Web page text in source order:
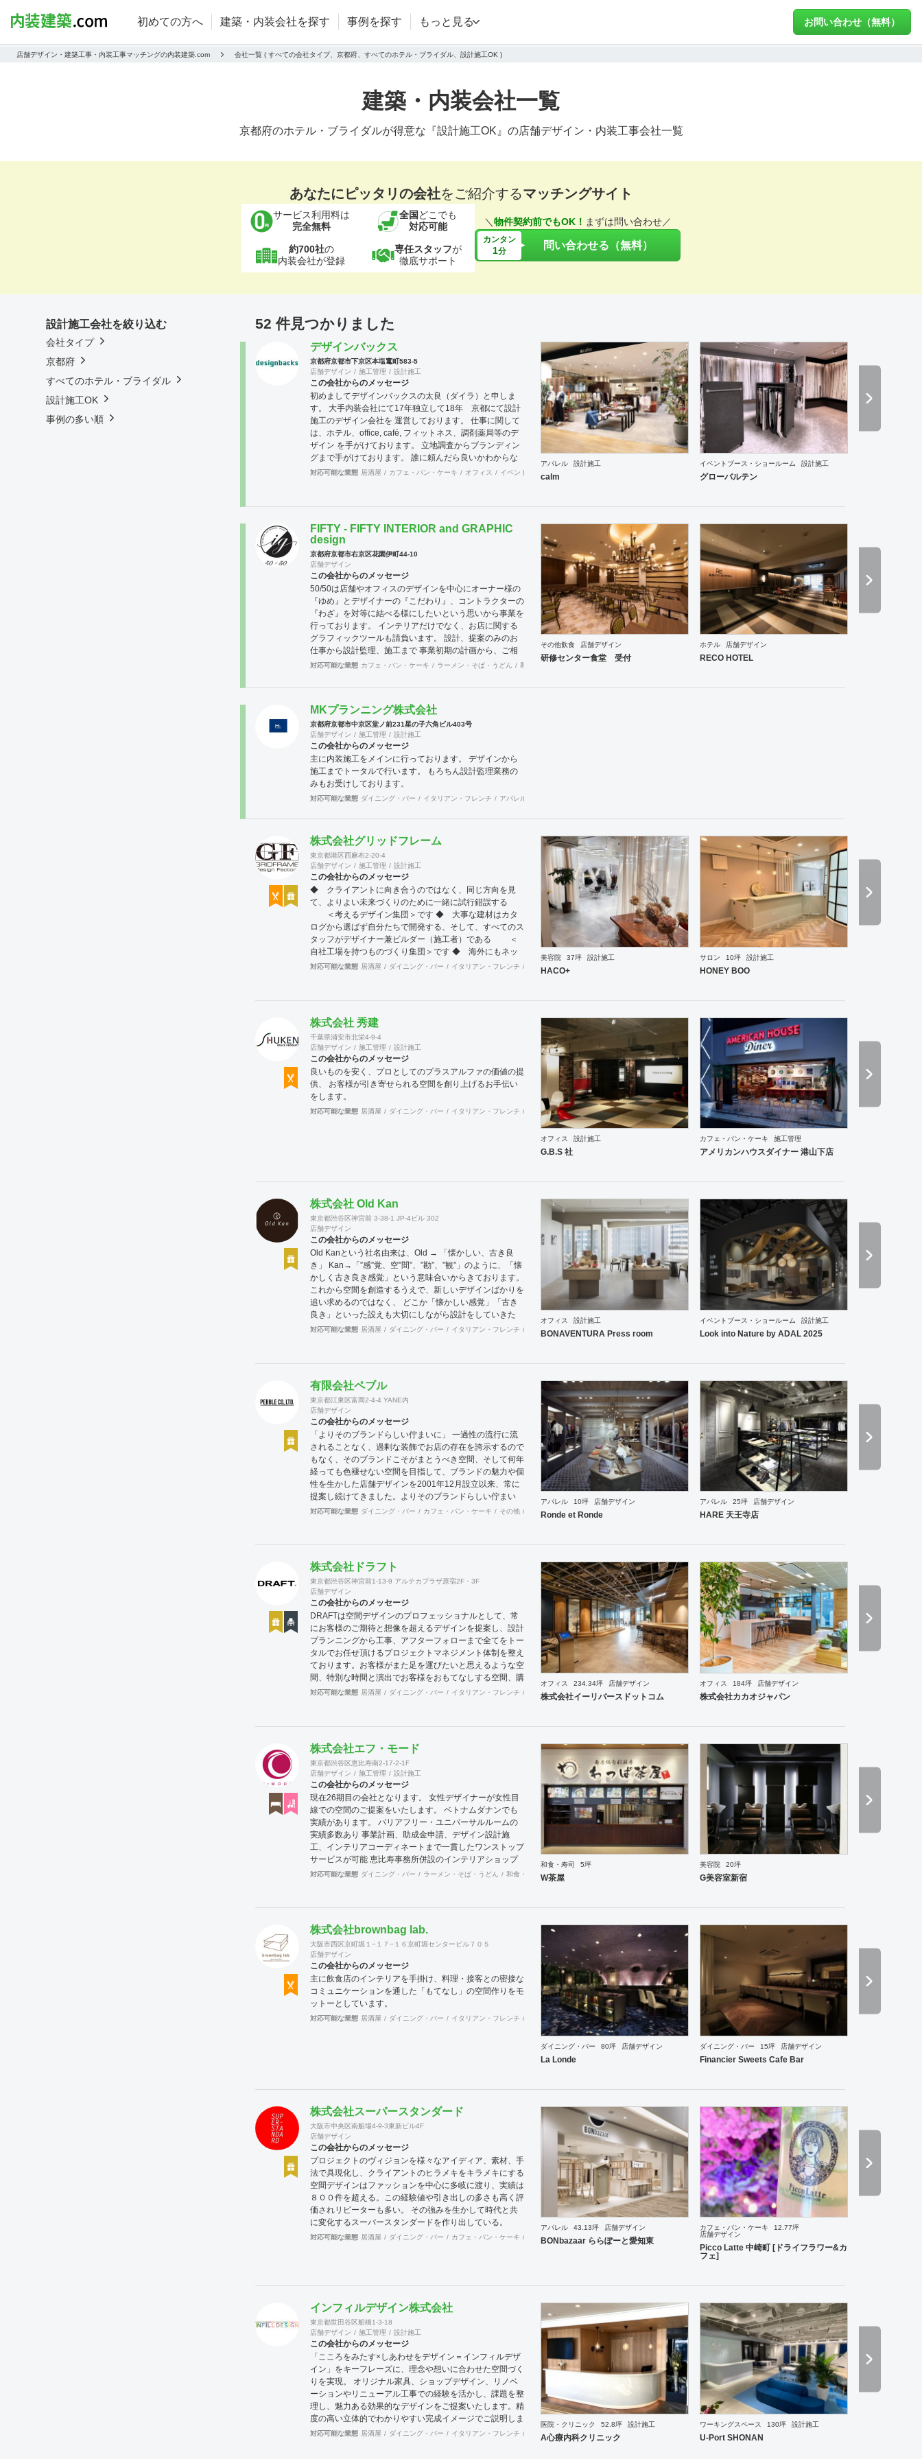
初めての方へ 建築・内装会社を探す 事例を探す もっと見る お問い合わせ（無料）
店舗デザイン・建築工事・内装工事マッチングの内装建築.com 会社一覧 ( すべての会社タイプ、京都府、すべてのホテル・ブライダル、設計施工OK )
建築・内装会社一覧
京都府のホテル・ブライダルが得意な『設計施工OK』の店舗デザイン・内装工事会社一覧
あなたにピッタリの会社をご紹介するマッチングサイト
サービス利用料は
完全無料
全国 どこでも
対応可能
約700社の
内装会社が登録
専任スタッフが
徹底サポート
＼ 物件契約前でもOK！ まずは問い合わせ／
カンタン
1分 問い合わせる（無料）
52 件見つかりました
デザインバックス
京都府京都市下京区本塩竃町583-5
店舗デザイン
施工管理 設計施工
この会社からのメッセージ
初めましてデザインバックスの太良（ダイラ）と申しま
す。 大手内装会社にて17年独立して18年 京都にて設計
施工のデザイン会社を 運営しております。 仕事に関して
は、ホテル、office, café, フィットネス、調剤薬局等のデ
ザイン を手がけております。 立地調査からブランディン
グまで手がけております。 誰に頼んだら良いかわからな
い事もご相談ください。 一緒に問題解決していければと
対応可能な業態 居酒屋 カフェ・パン・ケーキ オフィス イベントブース・ショールーム 医院・クリニック スポーツ・ジム
アパレル 設計施工
calm
イベントブース・ショールーム 設計施工
グローバルテン
FIFTY - FIFTY INTERIOR and GRAPHIC
design
京都府京都市右京区花園伊町44-10
店舗デザイン
この会社からのメッセージ
50/50は店舗やオフィスのデザインを中心にオーナー様の
『ゆめ』とデザイナーの『こだわり』、コントラクターの
『わざ』を対等に結べる様にしたいという思いから事業を
行っております。 インテリアだけでなく、お店に関する
グラフィックツールも請負います。 設計、提案のみのお
仕事から設計監理、施工まで 事業初期の計画から、ご相
談にのりますので、まずはお気軽に問い合わせ下さい。
対応可能な業態 カフェ・パン・ケーキ ラーメン・そば・うどん 和食・寿司
その他飲食 店舗デザイン
研修センター食堂 受付
ホテル 店舗デザイン
RECO HOTEL
MKプランニング株式会社
京都府京都市中京区堂ノ前231星の子六角ビル403号
店舗デザイン
施工管理 設計施工
この会社からのメッセージ
主に内装施工をメインに行っております。 デザインから
施工までトータルで行います。 もろちん設計監理業務の
みもお受けしております。
対応可能な業態 ダイニング・バー イタリアン・フレンチ アパレル
株式会社グリッドフレーム
東京都港区西麻布2-20-4
店舗デザイン
施工管理 設計施工
この会社からのメッセージ
◆ クライアントに向き合うのではなく、同じ方向を見
て、よりよい未来づくりのために一緒に試行錯誤する
＜考えるデザイン集団＞です ◆ 大事な建材はカタ
ログから選ばず自分たちで開発する、そして、すべてのス
タッフがデザイナー兼ビルダー（施工者）である ＜
自社工場を持つものづくり集団＞です ◆ 海外にもネッ
トワークを持ち、英語や中国語に堪能なスタッフたちが、
案件、施工案件、造作物制作など、多様な請負形態が可能
が可能で、例えば通常デザイン性とは無縁な特定防火設備
（鉄扉）などにも高いデザイン性を施すことも可能です。
GRIDFRAME とりかえのきかない空間
https://gridframe.co.jp/ Synes(シネス) 霧のようなやわら
かな空間 http://synes.jp/ SOTOCHIKU 時間の蓄積を
取り込む空間 https://sotochiku.com/
対応可能な業態 居酒屋 ダイニング・バー イタリアン・フレンチ カフェ・パン・ケーキ 和食・寿司 焼肉・中華料理・韓国料理
美容院 37坪 設計施工
HACO+
サロン 10坪 設計施工
HONEY BOO
株式会社 秀建
千葉県浦安市北栄4-9-4
店舗デザイン
施工管理 設計施工
この会社からのメッセージ
良いものを安く、プロとしてのプラスアルファの価値の提
供、 お客様が引き寄せられる空間を創り上げるお手伝い
をします。
対応可能な業態 居酒屋 ダイニング・バー イタリアン・フレンチ カフェ・パン・ケーキ ラーメン・そば・うどん 和食・寿司 焼肉・中華料理・韓国料理 その他
オフィス 設計施工
G.B.S 社
カフェ・パン・ケーキ 施工管理
アメリカンハウスダイナー 港山下店
株式会社 Old Kan
東京都渋谷区神宮前 3-38-1 JP-4ビル 302
店舗デザイン
この会社からのメッセージ
Old Kanという社名由来は、Old → 「懐かしい、古き良
き」 Kan→「”感”覚、空”間”、”勘”、”観”」のように、「懐
かしく古き良き感覚」という意味合いからきております。
これから空間を創造するうえで、新しいデザインばかりを
追い求めるのではなく、 どこか「懐かしい感覚」「古き
良き」といった設えも大切にしながら設計をしていきた
い。 そんな思いの下、日々クライアント様、そしてその
Urata https://old-kan.jp Instagram：
shohei_urata@old-kan.jp 〒150-0001 東京都渋谷区神宮
前 3-38-1 JP-4ビル 302
対応可能な業態 居酒屋 ダイニング・バー イタリアン・フレンチ カフェ・パン・ケーキ ラーメン・そば・うどん 和食・寿司 その他 オフィス イベントブース・ショールーム
オフィス 設計施工
BONAVENTURA Press room
イベントブース・ショールーム 設計施工
Look into Nature by ADAL 2025
有限会社ペブル
東京都江東区富岡2-4-4 YANE内
店舗デザイン
この会社からのメッセージ
「よりそのブランドらしい佇まいに」 一過性の流行に流
されることなく、過剰な装飾でお店の存在を誇示するので
もなく、そのブランドこそがまとうべき空間、そして何年
経っても色褪せない空間を目指して、ブランドの魅力や個
性を生かした店舗デザインを2001年12月設立以来、常に
提案し続けてきました。よりそのブランドらしい佇まい
に。 「必要な箇所に、必要なデザインを」 2012年からは
ドの出店をバックアップできる体制も整えてきました。そ
要なのか、そこをきちんとアドバイスできる会社でありた
いと思っています。 業務内容 ・店舗設計（物販店／飲食
店／美容室など） ・ブランディング及びディレクション
業務 ・出店におけるトータルデザイン ・住宅リノベーシ
ョン ・家具及び什器デザイン
対応可能な業態 ダイニング・バー カフェ・パン・ケーキ その他 オフィス イベントブース・ショールーム エントランス ワーキングスペース
アパレル 10坪 店舗デザイン
Ronde et Ronde
アパレル 25坪 店舗デザイン
HARE 天王寺店
株式会社ドラフト
東京都渋谷区神宮前1-13-9 アルテカプラザ原宿2F・3F
店舗デザイン
この会社からのメッセージ
DRAFTは空間デザインのプロフェッショナルとして、常
にお客様のご期待と想像を超えるデザインを提案し、設計
プランニングから工事、アフターフォローまで全てをトー
タルでお任せ頂けるプロジェクトマネジメント体制を整え
ております。お客様がまた足を運びたいと思えるような空
間、特別な時間と演出でお客様をおもてなしする空間、購
買意欲に働きかけるレイアウトとVMD、ブランド力を高
ジ、コストに関する不安要素、 新規オープン、移転・改
にお問い合わせください。
対応可能な業態 居酒屋 ダイニング・バー イタリアン・フレンチ カフェ・パン・ケーキ 和食・寿司 焼肉・中華料理・韓国料理 その他 オフィス
オフィス 234.34坪 店舗デザイン
株式会社イーリバースドットコム
オフィス 184坪 店舗デザイン
株式会社カカオジャパン
株式会社エフ・モード
東京都渋谷区恵比寿南2-17-2-1F
店舗デザイン
施工管理 設計施工
この会社からのメッセージ
現在26期目の会社となります。 女性デザイナーが女性目
線での空間のご提案をいたします。 ベトナムダナンでも
実績があります。 バリアフリー・ユニバーサルルームの
実績多数あり 事業計画、助成金申請、デザイン設計施
工、インテリアコーディネートまで一貫したワンストップ
サービスが可能 恵比寿事務所併設のインテリアショップ
「其の伍」SONOGOではオリジナル家具をはじめアンテ
対応可能な業態 ダイニング・バー ラーメン・そば・うどん 和食・寿司 焼肉・中華料理・韓国料理 イベントブース・ショールーム
和食・寿司 5坪
W茶屋
美容院 20坪
G美容室新宿
株式会社brownbag lab.
大阪市西区京町堀１−１７−１６京町堀センタービル７０５
店舗デザイン
この会社からのメッセージ
主に飲食店のインテリアを手掛け、料理・接客との密接な
コミュニケーションを通した「もてなし」の空間作りをモ
ットーとしています。
対応可能な業態 居酒屋 ダイニング・バー イタリアン・フレンチ カフェ・パン・ケーキ ラーメン・そば・うどん 和食・寿司 焼肉・中華料理・韓国料理 その他
ダイニング・バー 80坪 店舗デザイン
La Londe
ダイニング・バー 15坪 店舗デザイン
Financier Sweets Cafe Bar
株式会社スーパースタンダード
大阪市中央区南船場4-9-3東新ビル4F
店舗デザイン
この会社からのメッセージ
プロジェクトのヴィジョンを様々なアイディア、素材、手
法で具現化し、クライアントのヒラメキをキラメキにする
空間デザインはファッションを中心に多岐に渡り、実績は
８００件を超える。この経験値や引き出しの多さも高く評
価されリピーターも多い。 その強みを生かして時代と共
に変化するスーパースタンダードを作り出している。
対応可能な業態 居酒屋 ダイニング・バー カフェ・パン・ケーキ 和食・寿司 焼肉・中華料理・韓国料理 イベントブース・ショールーム
アパレル 43.13坪 店舗デザイン
BONbazaar ららぽーと愛知東
カフェ・パン・ケーキ
12.77坪
店舗デザイン
Picco Latte 中崎町 [ドライフラワー&カ
フェ]
インフィルデザイン株式会社
東京都世田谷区船橋1-3-18
店舗デザイン
施工管理 設計施工
この会社からのメッセージ
「こころをみたす×しあわせをデザイン＝インフィルデザ
イン」をキーフレーズに、理念や想いに合わせた空間づく
りを実現。 オリジナル家具、ショップデザイン、リノベ
ーションやリニューアル工事での経験を活かし、課題を整
理し、魅力ある効果的なデザインをご提案いたします。精
度の高い立体的でわかりやすい完成イメージでご説明しま
す。近年は、各地域の自治体様からエリア全体の構想や空
対応可能な業態 居酒屋 ダイニング・バー イタリアン・フレンチ カフェ・パン・ケーキ 和食・寿司 オフィス イベントブース・ショールーム
医院・クリニック 52.8坪 設計施工
A心療内科クリニック
ワーキングスペース 130坪 設計施工
U-Port SHONAN
設計施工会社を絞り込む
会社タイプ
京都府
すべてのホテル・ブライダル
設計施工OK
事例の多い順